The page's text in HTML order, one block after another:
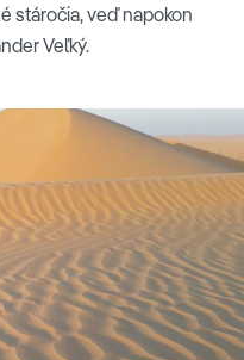
stáročia, veď napokon
Veľký.